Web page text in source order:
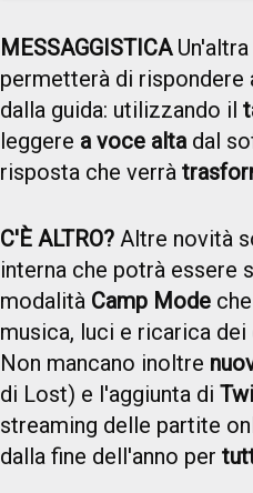
MESSAGGISTICA
permetterà di rispondere
dalla guida: utilizzando il
leggere a voce alta dal
risposta che verrà
C'È ALTRO? Altre novità
interna che potrà essere
modalità Camp Mode
musica, luci e ricarica
Non mancano inoltre
di Lost) e l'aggiunta di
streaming delle partite
dalla fine dell'anno per